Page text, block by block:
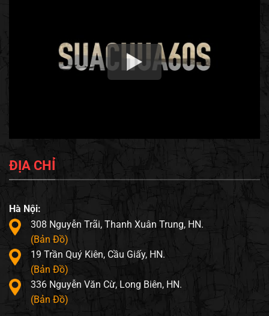
ĐỊA CHỈ
Hà Nội:
308 Nguyễn Trãi, Thanh Xuân Trung, HN.
(Bản Đồ)
19 Trần Quý Kiên, Cầu Giấy, HN.
(Bản Đồ)
336 Nguyễn Văn Cừ, Long Biên, HN.
(Bản Đồ)